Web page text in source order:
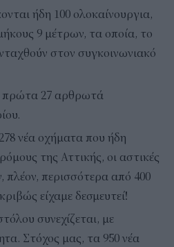
ήδη 100 ολοκαίνουργια,
9 μέτρων, τα οποία, το
στον συγκοινωνιακό
πρώτα 27 αρθρωτά
νέα οχήματα που ήδη
της Αττικής, οι αστικές
πλέον, περισσότερα από 400
είχαμε δεσμευτεί!
συνεχίζεται, με
Στόχος μας, τα 950 νέα